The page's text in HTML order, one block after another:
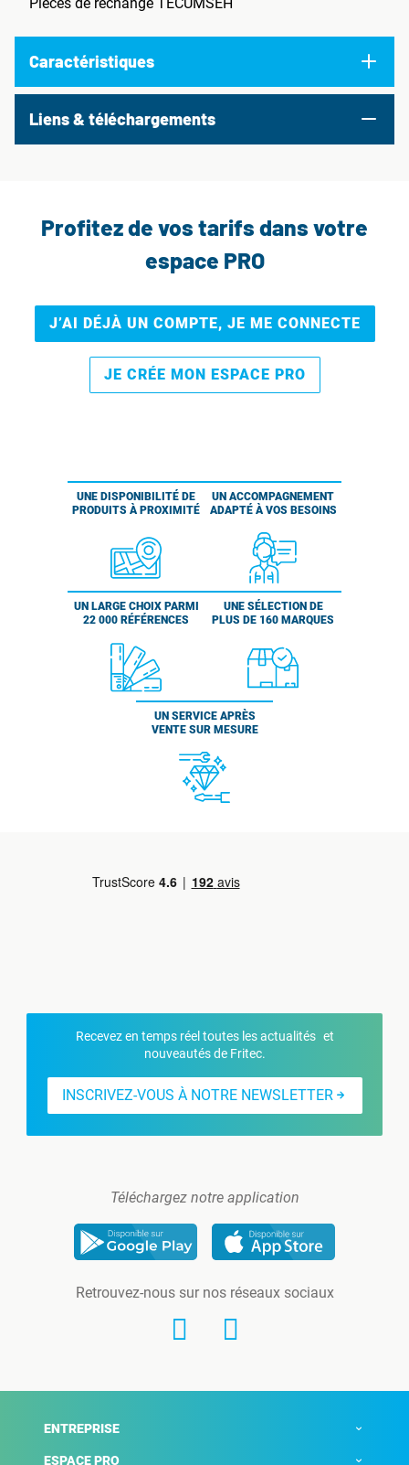
Caractéristiques
Liens & téléchargements
Profitez de vos tarifs dans votre
espace PRO
J’AI DÉJÀ UN COMPTE, JE ME CONNECTE
JE CRÉE MON ESPACE PRO
UNE DISPONIBILITÉ DE
PRODUITS À PROXIMITÉ
UN ACCOMPAGNEMENT
ADAPTÉ À VOS BESOINS
UN LARGE CHOIX PARMI
22 000 RÉFÉRENCES
UNE SÉLECTION DE
PLUS DE 160 MARQUES
UN SERVICE APRÈS
VENTE SUR MESURE
Recevez en temps réel toutes les actualités et
nouveautés de Fritec.
INSCRIVEZ-VOUS À NOTRE NEWSLETTER
Téléchargez notre application
Retrouvez-nous sur nos réseaux sociaux
ENTREPRISE
ESPACE PRO